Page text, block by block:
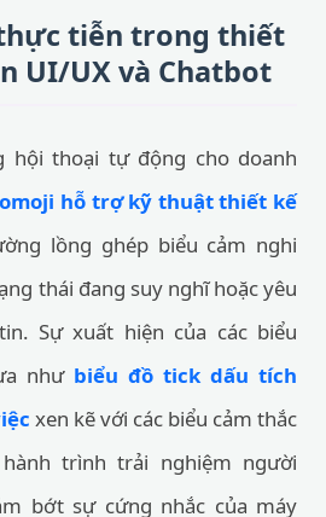
tiễn trong thiết
UI/UX và Chatbot
hội thoại tự động cho doanh
hỗ trợ kỹ thuật thiết kế
lồng ghép biểu cảm nghi
thái đang suy nghĩ hoặc yêu
Sự xuất hiện của các biểu
như biểu đồ tick dấu tích
xen kẽ với các biểu cảm thắc
trình trải nghiệm người
bớt sự cứng nhắc của máy